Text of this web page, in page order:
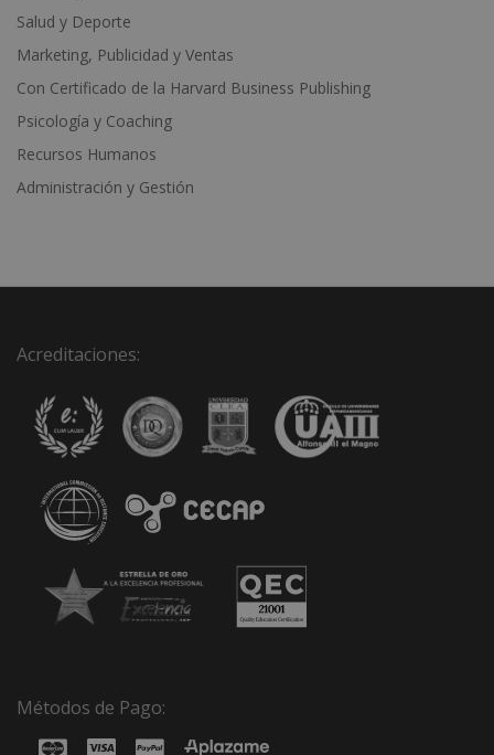
Salud y Deporte
Marketing, Publicidad y Ventas
Con Certificado de la Harvard Business Publishing
Psicología y Coaching
Recursos Humanos
Administración y Gestión
Acreditaciones:
Métodos de Pago: